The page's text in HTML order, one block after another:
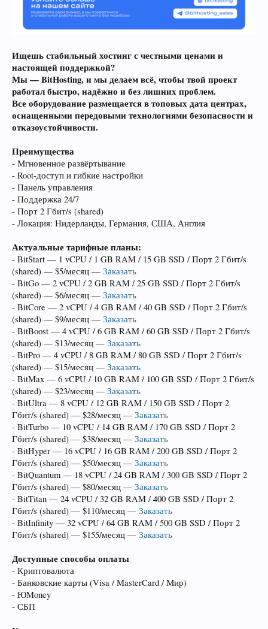
Ищешь стабильный хостинг с честными ценами и
настоящей поддержкой?
Мы — BitHosting, и мы делаем всё, чтобы твой проект
работал быстро, надёжно и без лишних проблем.
Все оборудование размещается в топовых дата центрах,
оснащенными передовыми технологиями безопасности и
отказоустойчивости.
Преимущества
- Мгновенное развёртывание
- Root-доступ и гибкие настройки
- Панель управления
- Поддержка 24/7
- Порт 2 Гбит/s (shared)
- Локация: Нидерланды, Германия, США, Англия
Актуальные тарифные планы:
- BitStart — 1 vCPU / 1 GB RAM / 15 GB SSD / Порт 2 Гбит/s
(shared) — $5/месяц — Заказать
- BitGo — 2 vCPU / 2 GB RAM / 25 GB SSD / Порт 2 Гбит/s
(shared) — $6/месяц — Заказать
- BitCore — 2 vCPU / 4 GB RAM / 40 GB SSD / Порт 2 Гбит/s
(shared) — $9/месяц — Заказать
- BitBoost — 4 vCPU / 6 GB RAM / 60 GB SSD / Порт 2 Гбит/s
(shared) — $13/месяц — Заказать
- BitPro — 4 vCPU / 8 GB RAM / 80 GB SSD / Порт 2 Гбит/s
(shared) — $15/месяц — Заказать
- BitMax — 6 vCPU / 10 GB RAM / 100 GB SSD / Порт 2 Гбит/s
(shared) — $23/месяц — Заказать
- BitUltra — 8 vCPU / 12 GB RAM / 150 GB SSD / Порт 2
Гбит/s (shared) — $28/месяц — Заказать
- BitTurbo — 10 vCPU / 14 GB RAM / 170 GB SSD / Порт 2
Гбит/s (shared) — $38/месяц — Заказать
- BitHyper — 16 vCPU / 16 GB RAM / 200 GB SSD / Порт 2
Гбит/s (shared) — $50/месяц — Заказать
- BitQuantum — 18 vCPU / 24 GB RAM / 300 GB SSD / Порт 2
Гбит/s (shared) — $80/месяц — Заказать
- BitTitan — 24 vCPU / 32 GB RAM / 400 GB SSD / Порт 2
Гбит/s (shared) — $110/месяц — Заказать
- BitInfinity — 32 vCPU / 64 GB RAM / 500 GB SSD / Порт 2
Гбит/s (shared) — $155/месяц — Заказать
Доступные способы оплаты
- Криптовалюта
- Банковские карты (Visa / MasterCard / Мир)
- ЮMoney
- СБП